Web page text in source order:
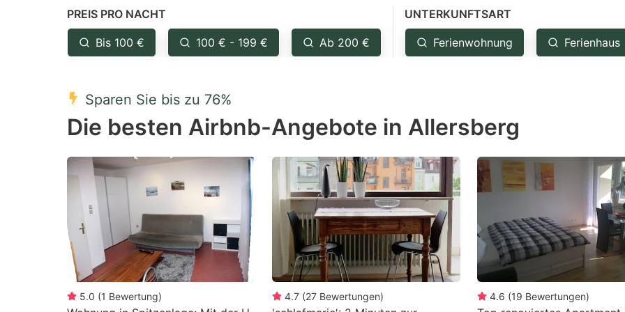
question
mark
key
get
the
shortcuts
changing
dates.
mark
key
the
keyboard
shortcuts
for
changing
dates.
PREIS PRO NACHT
Bis 100 € 100 € - 199 € Ab 200 €
UNTERKUNFTSART
Ferienwohnung Ferienhaus
Sparen Sie bis zu 76%
Die besten Airbnb-Angebote in Allersberg
5.0 (1 Bewertung) 4.7 (27 Bewertungen) 4.6 (19 Bewertungen)